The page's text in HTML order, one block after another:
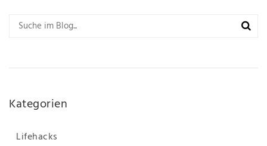
Kategorien
Lifehacks